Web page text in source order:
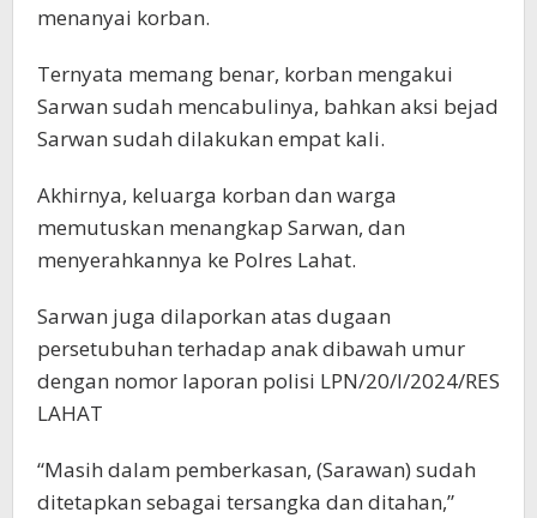
menanyai korban.
Ternyata memang benar, korban mengakui
Sarwan sudah mencabulinya, bahkan aksi bejad
Sarwan sudah dilakukan empat kali.
Akhirnya, keluarga korban dan warga
memutuskan menangkap Sarwan, dan
menyerahkannya ke Polres Lahat.
Sarwan juga dilaporkan atas dugaan
persetubuhan terhadap anak dibawah umur
dengan nomor laporan polisi LPN/20/I/2024/RES
LAHAT
“Masih dalam pemberkasan, (Sarawan) sudah
ditetapkan sebagai tersangka dan ditahan,”